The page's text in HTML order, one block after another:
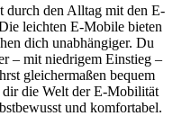
durch den Alltag mit den E-
leichten E-Mobile bieten
dich unabhängiger. Du
– mit niedrigem Einstieg –
gleichermaßen bequem
die Welt der E-Mobilität
und komfortabel.